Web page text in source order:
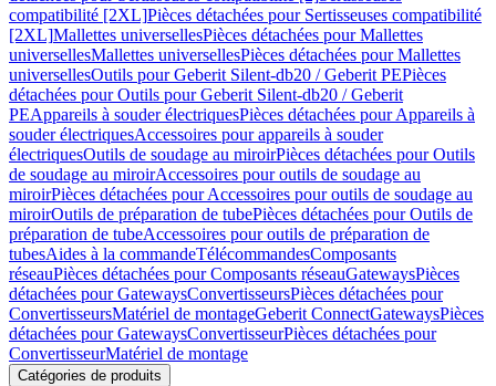
compatibilité [2XL]Pièces détachées pour Sertisseuses compatibilité
[2XL]Mallettes universellesPièces détachées pour Mallettes
universellesMallettes universellesPièces détachées pour Mallettes
universellesOutils pour Geberit Silent-db20 / Geberit PEPièces
détachées pour Outils pour Geberit Silent-db20 / Geberit
PEAppareils à souder électriquesPièces détachées pour Appareils à
souder électriquesAccessoires pour appareils à souder
électriquesOutils de soudage au miroirPièces détachées pour Outils
de soudage au miroirAccessoires pour outils de soudage au
miroirPièces détachées pour Accessoires pour outils de soudage au
miroirOutils de préparation de tubePièces détachées pour Outils de
préparation de tubeAccessoires pour outils de préparation de
tubesAides à la commandeTélécommandesComposants
réseauPièces détachées pour Composants réseauGatewaysPièces
détachées pour GatewaysConvertisseursPièces détachées pour
ConvertisseursMatériel de montageGeberit ConnectGatewaysPièces
détachées pour GatewaysConvertisseurPièces détachées pour
ConvertisseurMatériel de montage
Catégories de produits